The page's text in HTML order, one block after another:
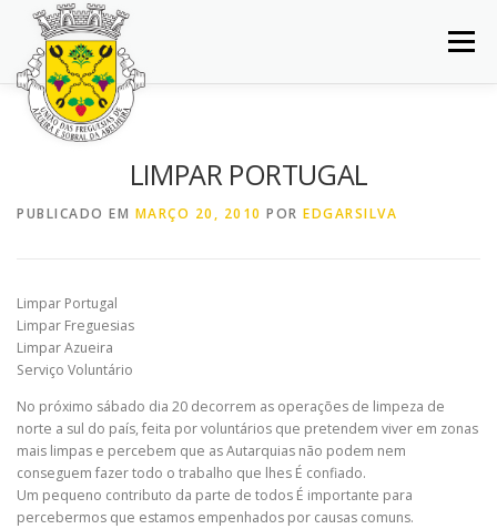
Saltar
conteúdo
Menu
INÍCIO JUNTA DE FREGUESIA
BALCÃO VIRTUAL NOTÍCIAS MAPA
LIMPAR PORTUGAL
PUBLICADO EM MARÇO 20, 2010 POR EDGARSILVA
Limpar Portugal
Limpar Freguesias
Limpar Azueira
Serviço Voluntário
No próximo sábado dia 20 decorrem as operações de limpeza de
norte a sul do país, feita por voluntários que pretendem viver em zonas
mais limpas e percebem que as Autarquias não podem nem
conseguem fazer todo o trabalho que lhes É confiado.
Um pequeno contributo da parte de todos É importante para
percebermos que estamos empenhados por causas comuns.